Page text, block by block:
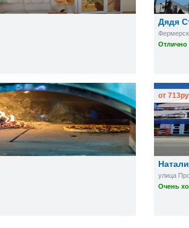
Дядя
Отлично
Натали
улица
Очень
от 713